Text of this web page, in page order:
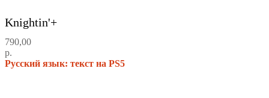
Knightin'+
790,00
р.
Русский язык: текст на PS5